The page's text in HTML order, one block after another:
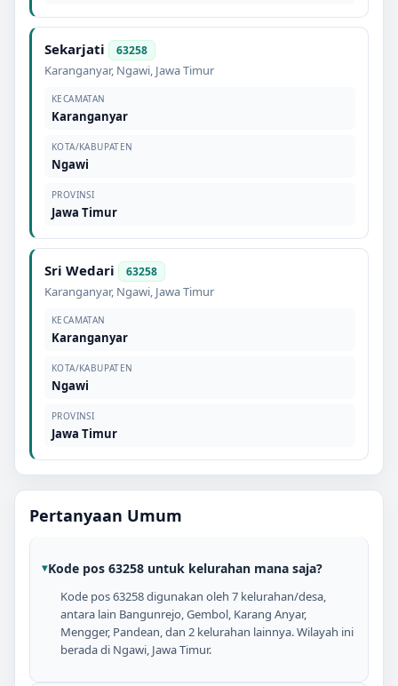
Sekarjati 63258
Karanganyar, Ngawi, Jawa Timur
KECAMATAN
Karanganyar
KOTA/KABUPATEN
Ngawi
PROVINSI
Jawa Timur
Sri Wedari 63258
Karanganyar, Ngawi, Jawa Timur
KECAMATAN
Karanganyar
KOTA/KABUPATEN
Ngawi
PROVINSI
Jawa Timur
Pertanyaan Umum
Kode pos 63258 untuk kelurahan mana saja?
Kode pos 63258 digunakan oleh 7 kelurahan/desa,
antara lain Bangunrejo, Gembol, Karang Anyar,
Mengger, Pandean, dan 2 kelurahan lainnya. Wilayah ini
berada di Ngawi, Jawa Timur.